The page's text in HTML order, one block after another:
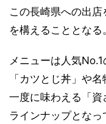
この長崎県への出
を構えることとなる。
メニューは人気
「カツとじ丼」や
一度に味わえる「
ラインナップとなっ